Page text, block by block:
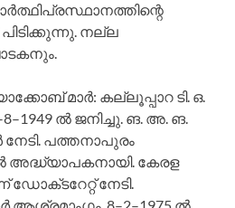
നല്ല
മാര്‍: കല്ലൂപ്പാറ ടി. ഒ.
ല്‍ ജനിച്ചു. ങ. അ. ങ.
പത്തനാപുരം
അദ്ധ്യാപകനായി. കേരള
ഡോക്‌ടറേറ്റ്‌ നേടി.